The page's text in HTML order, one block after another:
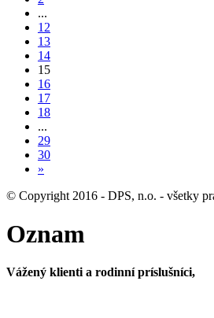
...
12
13
14
15
16
17
18
...
29
30
»
© Copyright 2016 - DPS, n.o. - všetky
Oznam
Vážený klienti a rodinní príslušníci,